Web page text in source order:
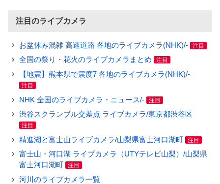
注目のライブカメラ
お盆休み混雑 高速道路 各地のライブカメラ(NHK)/- 注目
全国の祭り・花火のライブカメラまとめ 注目
【地震】熊本県で震度7 各地のライブカメラ(NHK)/-
注目
NHK 全国のライブカメラ・ニュース/- 注目
渋谷スクランブル交差点 ライブカメラ/東京都渋谷区
注目
精進湖と富士山ライブカメラ/山梨県富士河口湖町 注目
富士山・河口湖 ライブカメラ（UTYテレビ山梨）/山梨県
富士河口湖町
注目
河川のライブカメラ一覧